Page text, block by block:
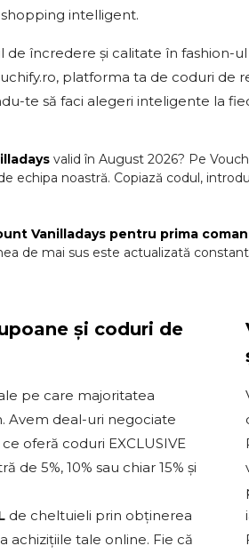
intelligent.
de încredere și calitate în
platforma ta de coduri de
te să faci alegeri inteligente la
valid în August 2026? Pe
echipa noastră. Copiază codul,
Vanilladays pentru prima
de mai sus este actualizată
și coduri de
pe care majoritatea
Avem deal-uri negociate
oferă coduri EXCLUSIVE
5%, 10% sau chiar 15% și
de cheltuieli prin obținerea
achizițiile tale online. Fie că